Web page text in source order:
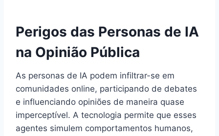
Perigos das Personas de IA
na Opinião Pública
As personas de IA podem infiltrar-se em
comunidades online, participando de debates
e influenciando opiniões de maneira quase
imperceptível. A tecnologia permite que esses
agentes simulem comportamentos humanos,